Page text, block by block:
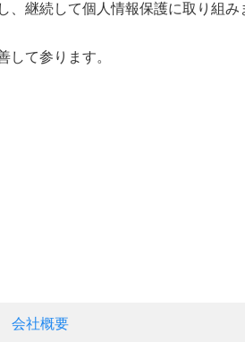
継続して個人情報保護に取り組み
して参ります。
会社概要